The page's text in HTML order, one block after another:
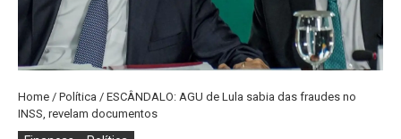
Home / Política / ESCÂNDALO: AGU de Lula sabia das fraudes no
INSS, revelam documentos